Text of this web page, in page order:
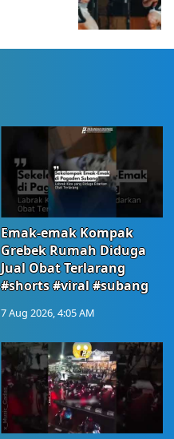
Emak-emak Kompak
Grebek Rumah Diduga
Jual Obat Terlarang
#shorts #viral #subang
7 Aug 2026, 4:05 AM